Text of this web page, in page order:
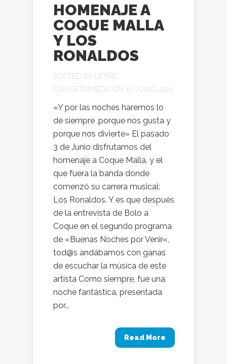
HOMENAJE A
COQUE MALLA
Y LOS
RONALDOS
POSTED BY
LEYRE
CAMISETAIMEDIA ON 10 JUNIO, 2021
«Y por las noches haremos lo
de siempre ,porque nos gusta y
porque nos divierte» El pasado
3 de Junio disfrutamos del
homenaje a Coque Malla, y el
que fuera la banda donde
comenzó su carrera musical:
Los Ronaldos. Y es que después
de la entrevista de Bolo a
Coque en el segundo programa
de «Buenas Noches por Venir«,
tod@s andábamos con ganas
de escuchar la música de este
artista Como siempre, fue una
noche fantástica, presentada
por...
Read More